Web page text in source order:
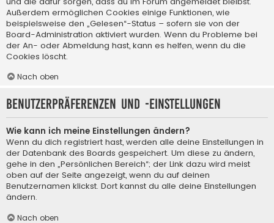
Außerdem ermöglichen Cookies einige Funktionen, wie
beispielsweise den „Gelesen“-Status – sofern sie von der
Board-Administration aktiviert wurden. Wenn du Probleme bei
der An- oder Abmeldung hast, kann es helfen, wenn du die
Cookies löscht.
Nach oben
Benutzerpräferenzen und -einstellungen
Wie kann ich meine Einstellungen ändern?
Wenn du dich registriert hast, werden alle deine Einstellungen in
der Datenbank des Boards gespeichert. Um diese zu ändern,
gehe in den „Persönlichen Bereich“; der Link dazu wird meist
oben auf der Seite angezeigt, wenn du auf deinen
Benutzernamen klickst. Dort kannst du alle deine Einstellungen
ändern.
Nach oben